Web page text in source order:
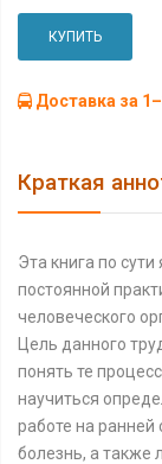
КУПИТЬ
Доставка за
Краткая
Эта книга по
постоянной
человеческого
Цель данного
понять те
научиться
работе на ранней
болезнь, а также